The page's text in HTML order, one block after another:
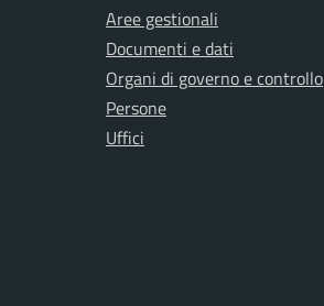
Aree gestionali
Documenti e dati
Organi di governo e controllo
Persone
Uffici